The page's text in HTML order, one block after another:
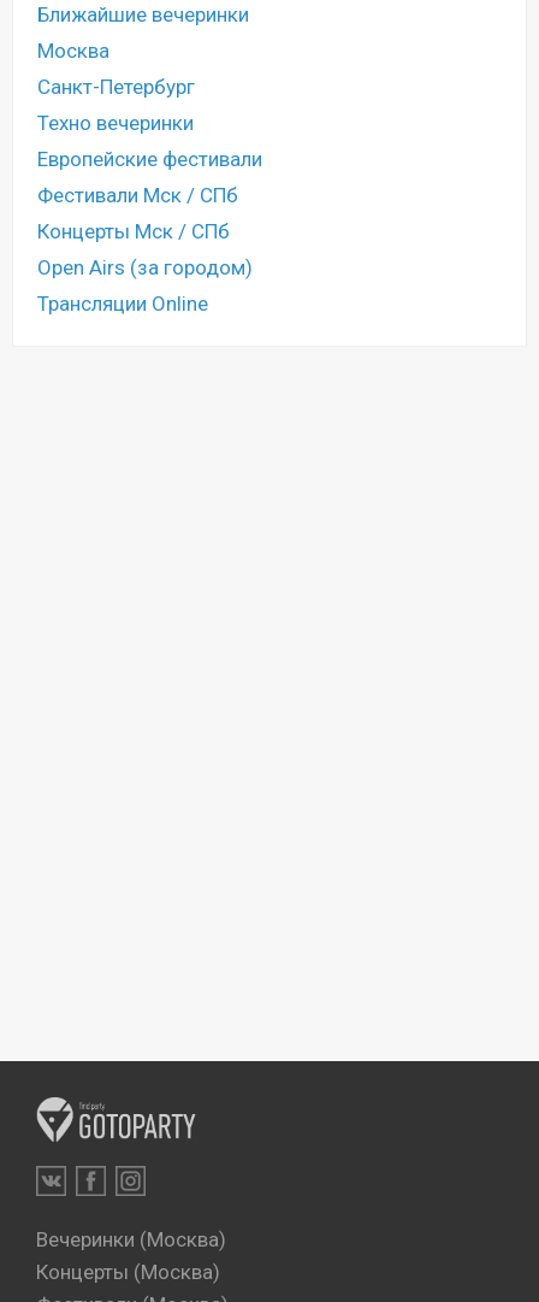
Ближайшие вечеринки
Москва
Санкт-Петербург
Техно вечеринки
Европейские фестивали
Фестивали Мск / СПб
Концерты Мск / СПб
Open Airs (за городом)
Трансляции Online
Вечеринки (Москва)
Концерты (Москва)